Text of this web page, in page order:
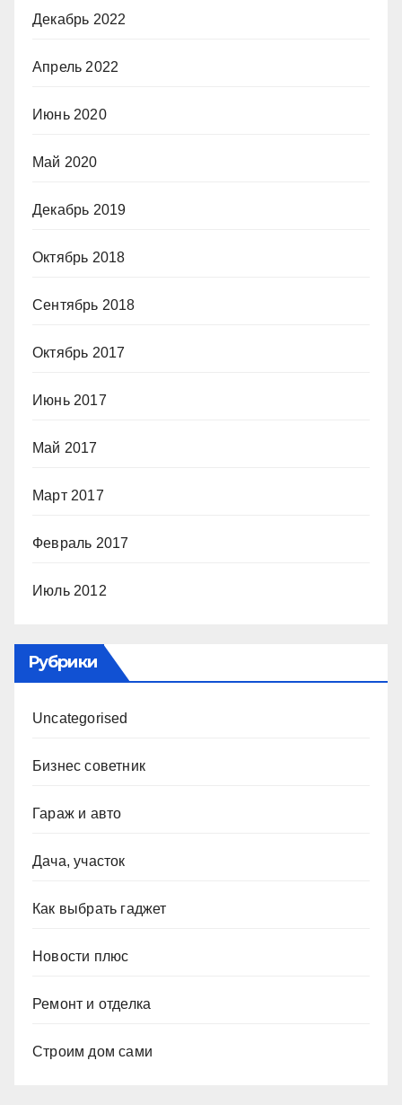
Декабрь 2022
Апрель 2022
Июнь 2020
Май 2020
Декабрь 2019
Октябрь 2018
Сентябрь 2018
Октябрь 2017
Июнь 2017
Май 2017
Март 2017
Февраль 2017
Июль 2012
Рубрики
Uncategorised
Бизнес советник
Гараж и авто
Дача, участок
Как выбрать гаджет
Новости плюс
Ремонт и отделка
Строим дом сами